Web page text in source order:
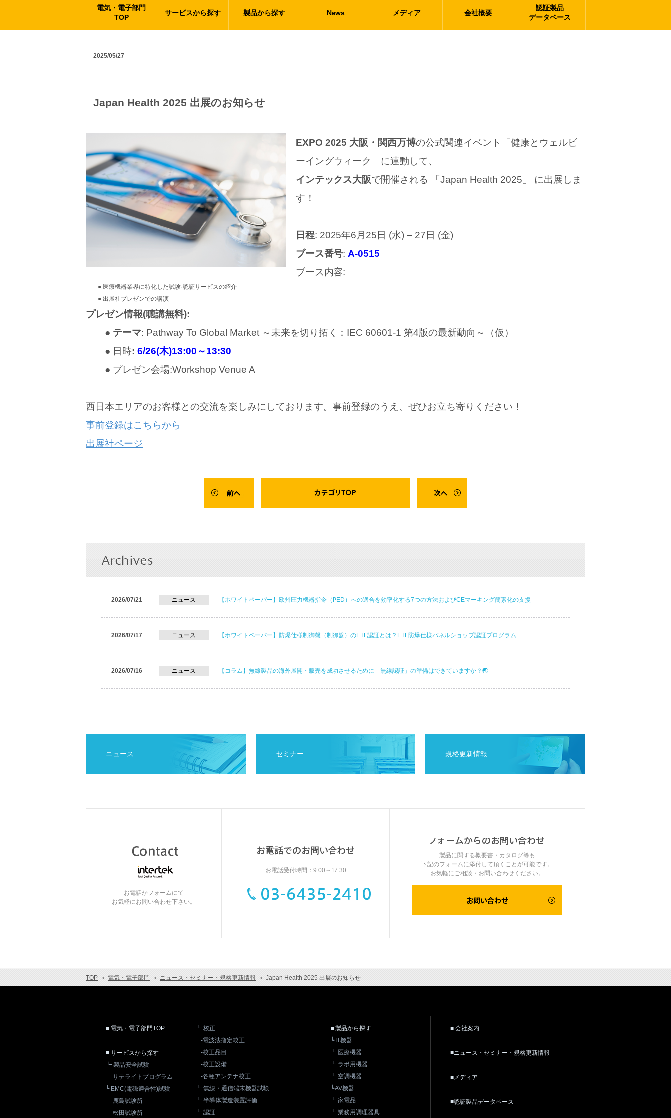
電気・電子部門
TOP
サービスから探す 製品から探す News メディア 会社概要
認証製品
データベース
2025/05/27
Japan Health 2025 出展のお知らせ
EXPO 2025 大阪・関西万博の公式関連イベント「健康とウェルビ
ーイングウィーク」に連動して、
インテックス大阪で開催される 「Japan Health 2025」 に出展しま
す！
日程: 2025年6月25日 (水) – 27日 (金)
ブース番号: A-0515
ブース内容:
● 医療機器業界に特化した試験·認証サービスの紹介
● 出展社プレゼンでの講演
プレゼン情報(聴講無料):
● テーマ: Pathway To Global Market ～未来を切り拓く：IEC 60601-1 第4版の最新動向～（仮）
● 日時: 6/26(木)13:00～13:30
● プレゼン会場:Workshop Venue A
西日本エリアのお客様との交流を楽しみにしております。事前登録のうえ、ぜひお立ち寄りください！
事前登録はこちらから
出展社ページ
2026/07/21 ニュース 【ホワイトペーパー】欧州圧力機器指令（PED）への適合を効率化する7つの方法およびCEマーキング簡素化の支援
2026/07/17 ニュース 【ホワイトペーパー】防爆仕様制御盤（制御盤）のETL認証とは？ETL防爆仕様パネルショップ認証プログラム
2026/07/16 ニュース 【コラム】無線製品の海外展開・販売を成功させるために「無線認証」の準備はできていますか？🌏
ニュース セミナー 規格更新情報
お電話かフォームにて
お気軽にお問い合わせ下さい。
お電話受付時間：9:00～17:30
製品に関する概要書・カタログ等も
下記のフォームに添付して頂くことが可能です。
お気軽にご相談・お問い合わせください。
TOP ＞ 電気・電子部門 ＞ ニュース・セミナー・規格更新情報 ＞ Japan Health 2025 出展のお知らせ
■ 電気・電子部門TOP
■ サービスから探す
┕ 製品安全試験
-サテライトプログラム
┕ EMC(電磁適合性)試験
-鹿島試験所
-松田試験所
┕ 校正
-電波法指定較正
-校正品目
-校正設備
-各種アンテナ校正
┕ 無線・通信端末機器試験
┕ 半導体製造装置評価
┕ 認証
■ 製品から探す
┕ IT機器
┕ 医療機器
┕ ラボ用機器
┕ 空調機器
┕ AV機器
┕ 家電品
┕ 業務用調理器具
■ 会社案内
■ニュース・セミナー・規格更新情報
■メディア
■認証製品データベース